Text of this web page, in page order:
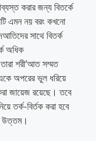
করার জন্য বিতর্কে
এমন নয় বরং কখনো
সাথে বিতর্ক
অধিক
শরী‘আত সম্মত
অপরের ভুল ধরিয়ে
জায়েজ রয়েছে। তবে
তর্ক-বির্তক করা হবে
উত্তম।